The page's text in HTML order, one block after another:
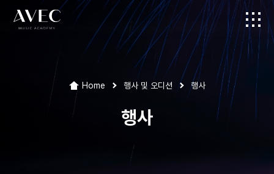
Home 행사 및 오디션 행사
행사